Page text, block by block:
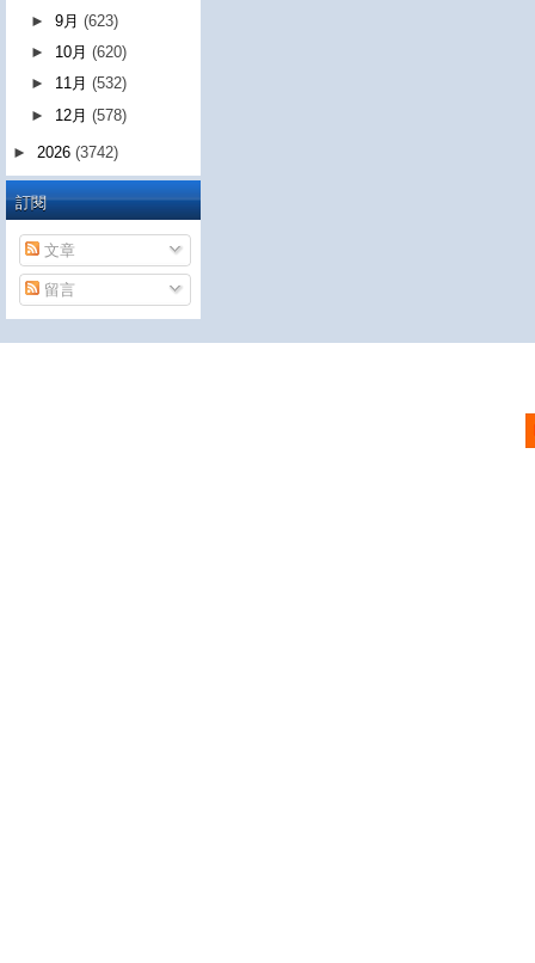
►9月(623)
► 10月(620)
► 11月(532)
► 12月(578)
► 2026 (3742)
訂閱
文章
留言